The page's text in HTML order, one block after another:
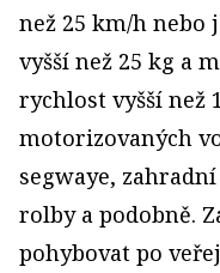
než 25 km/h nebo
vyšší než 25 kg a
rychlost vyšší než
motorizovaných
segwaye,
rolby a podobně.
pohybovat po